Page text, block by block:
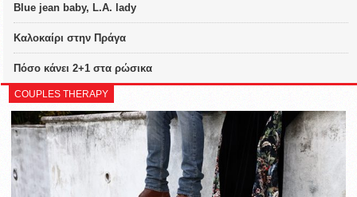
Blue jean baby, L.A. lady
Καλοκαίρι στην Πράγα
Πόσο κάνει 2+1 στα ρώσικα
COUPLES THERAPY